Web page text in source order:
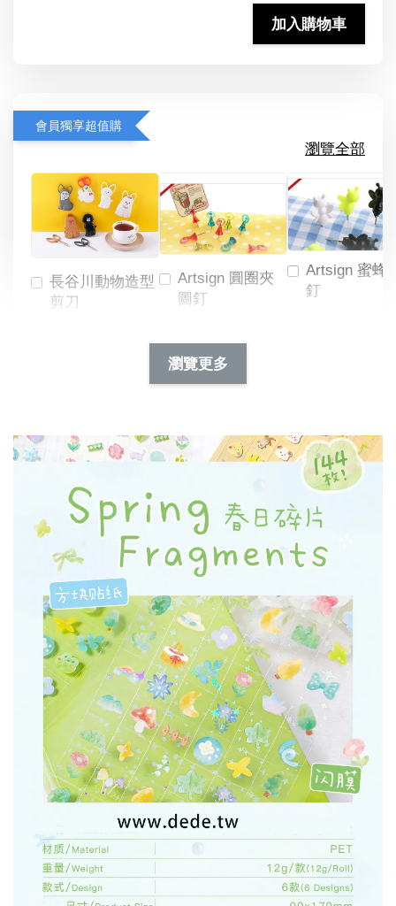
加入購物車
會員獨享超值購
瀏覽全部
長谷川動物造型
剪刀
Artsign 圓圈夾
圖釘
NT$ 19.00
NT$ 66.00
Artsign 蜜蜂
釘
加入購物車
瀏覽更多